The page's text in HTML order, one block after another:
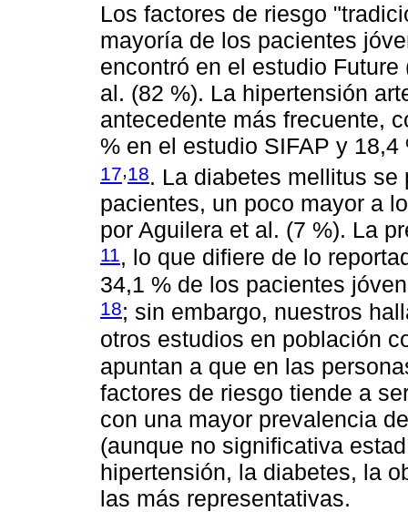
Los factores de riesgo
mayoría de los pacientes
encontró en el estudio
al. (82 %). La hipertensión
antecedente más frecuente,
% en el estudio SIFAP y
17,18. La diabetes mellitus
pacientes, un poco mayor a
por Aguilera et al. (7 %). La
11 , lo que difiere de lo
34,1 % de los pacientes
18; sin embargo, nuestros
otros estudios en población
apuntan a que en las
factores de riesgo tiende a
con una mayor prevalencia
(aunque no significativa
hipertensión, la diabetes, la
las más representativas.